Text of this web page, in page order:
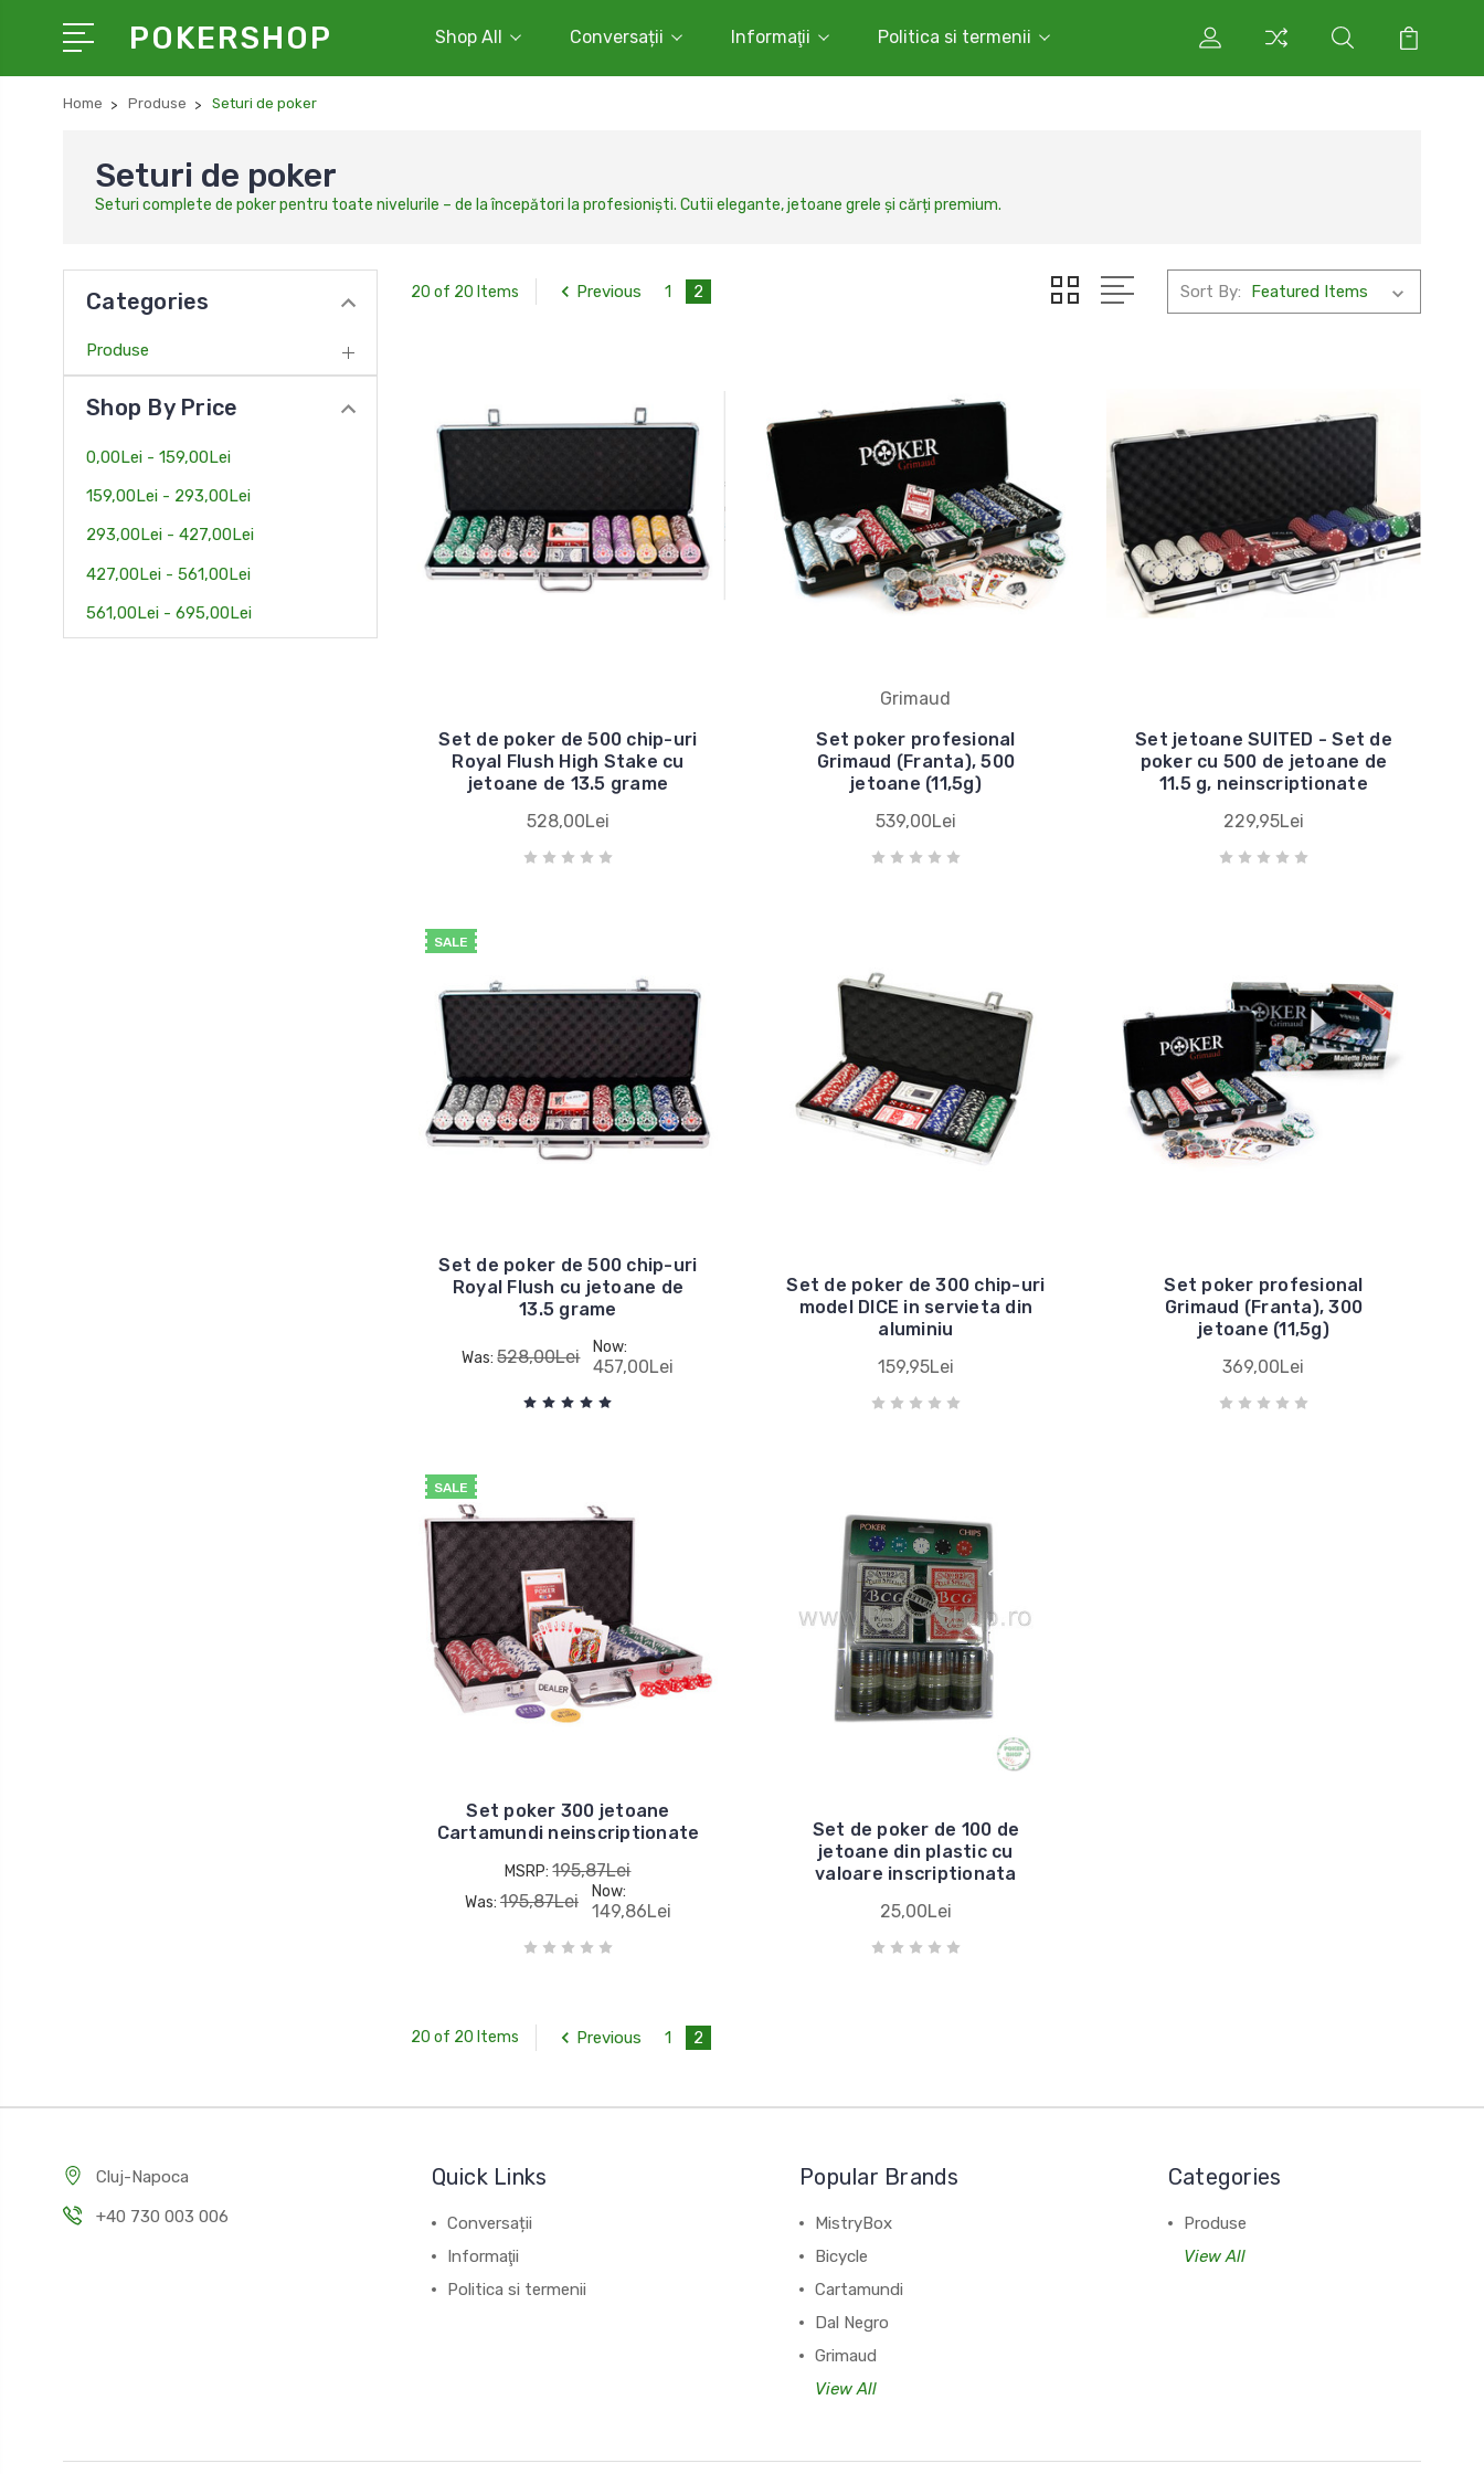
POKERSHOP Shop All Conversații Informaţii Politica si termenii
Home Produse Seturi de poker
Seturi de poker
Seturi complete de poker pentru toate nivelurile – de la începători la profesioniști. Cutii elegante, jetoane grele și cărți premium.
Categories
Produse
Shop By Price
0,00Lei - 159,00Lei
159,00Lei - 293,00Lei
293,00Lei - 427,00Lei
427,00Lei - 561,00Lei
561,00Lei - 695,00Lei
20 of 20 Items Previous 1 2 Sort By:
Set de poker de 500 chip-uri
Royal Flush High Stake cu
jetoane de 13.5 grame
528,00Lei
Grimaud
Set poker profesional
Grimaud (Franta), 500
jetoane (11,5g)
539,00Lei
Set jetoane SUITED - Set de
poker cu 500 de jetoane de
11.5 g, neinscriptionate
229,95Lei
SALE
Set de poker de 500 chip-uri
Royal Flush cu jetoane de
13.5 grame
Was:528,00Lei Now:
457,00Lei
Set de poker de 300 chip-uri
model DICE in servieta din
aluminiu
159,95Lei
Set poker profesional
Grimaud (Franta), 300
jetoane (11,5g)
369,00Lei
SALE
Set poker 300 jetoane
Cartamundi neinscriptionate
MSRP:195,87Lei
Was: 195,87Lei Now:
149,86Lei
Set de poker de 100 de
jetoane din plastic cu
valoare inscriptionata
25,00Lei
20 of 20 Items Previous 1 2
Cluj-Napoca
+40 730 003 006
Quick Links
Conversații
Informaţii
Politica si termenii
Popular Brands
MistryBox
Bicycle
Cartamundi
Dal Negro
Grimaud
View All
Categories
Produse
View All